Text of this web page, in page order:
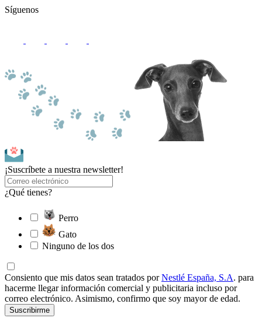
Síguenos
¡Suscríbete a nuestra newsletter!
¿Qué tienes?
Perro
Gato
Ninguno de los dos
Consiento que mis datos sean tratados porNestlé España, S.A. para
hacerme llegar información comercial y publicitaria incluso por
correo electrónico. Asimismo, confirmo que soy mayor de edad.
Suscribirme